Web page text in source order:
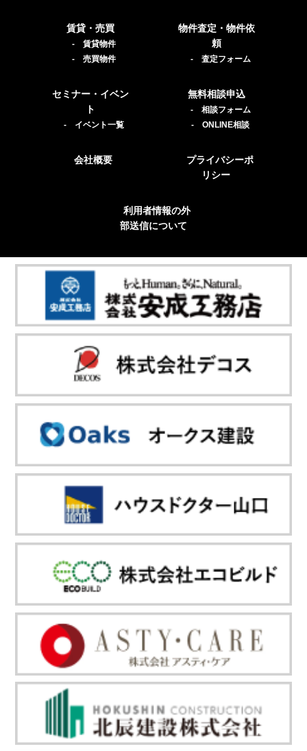
賃貸・売買
- 賃貸物件
- 売買物件
物件査定・物件依
頼
- 査定フォーム
セミナー・イベン
ト
- イベント一覧
無料相談申込
- 相談フォーム
- ONLINE相談
会社概要
プライバシーポ
リシー
利用者情報の外
部送信について